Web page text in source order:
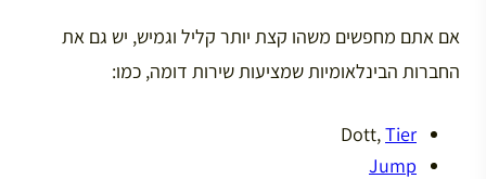
אם אתם מחפשים משהו קצת יותר קליל וגמיש, יש גם את
החברות הבינלאומיות שמציעות שירות דומה, כמו:
Dott,Tier
Jump